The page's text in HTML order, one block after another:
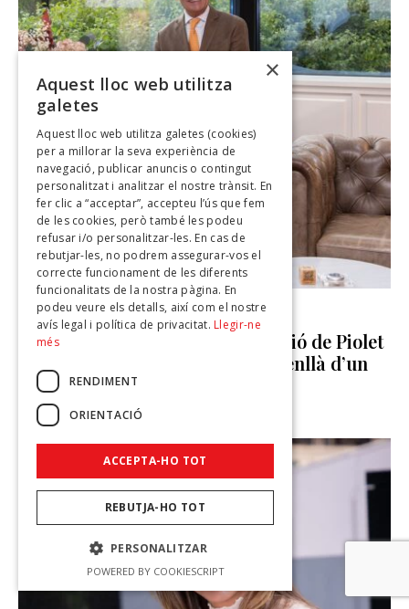
ENTREVISTES
Ludovic Pierre: “La transformació de Piolet
Park a Lodge Park va molt més enllà d’un
canvi de nom”
DONA SECRET 3 D'AGOST DE 2026
×
Aquest lloc web utilitza
galetes
Aquest lloc web utilitza galetes (cookies)
per a millorar la seva experiència de
navegació, publicar anuncis o contingut
personalitzat i analitzar el nostre trànsit. En
fer clic a “acceptar”, accepteu l’ús que fem
de les cookies, però també les podeu
refusar i/o personalitzar-les. En cas de
rebutjar-les, no podrem assegurar-vos el
correcte funcionament de les diferents
funcionalitats de la nostra pàgina. En
podeu veure els detalls, així com el nostre
avís legal i política de privacitat. Llegir-ne
més
RENDIMENT
ORIENTACIÓ
ACCEPTA-HO TOT
REBUTJA-HO TOT
PERSONALITZAR
POWERED BY COOKIESCRIPT